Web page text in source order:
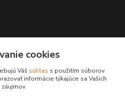
cookies
Váš súhlas s použitím súborov
informácie týkajúce sa Vašich
záujmov.